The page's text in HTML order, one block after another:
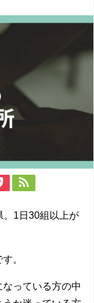
。1日30組以上が
。
っている方の中